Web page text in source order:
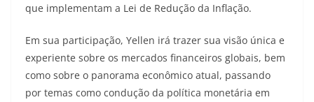
que implementam a Lei de Redução da Inflação.
Em sua participação, Yellen irá trazer sua visão única e
experiente sobre os mercados financeiros globais, bem
como sobre o panorama econômico atual, passando
por temas como condução da política monetária em